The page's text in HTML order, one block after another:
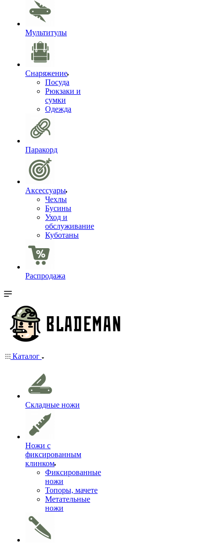
Мультитулы
Снаряжение
Посуда
Рюкзаки и
сумки
Одежда
Паракорд
Аксессуары
Чехлы
Бусины
Уход и
обслуживание
Куботаны
Распродажа
Каталог
Складные ножи
Ножи с
фиксированным
клинком
Фиксированные
ножи
Топоры, мачете
Метательные
ножи